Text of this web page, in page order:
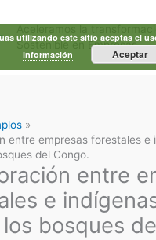
Sostenible en Empresas
entre empresas forestales e
del Congo.
entre
e
bosques
utilizando este sitio aceptas el
información
Aceptar